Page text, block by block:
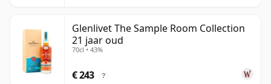
Glenlivet The Sample Room Collection
21 jaar oud
70cl • 43%
€ 243 ?